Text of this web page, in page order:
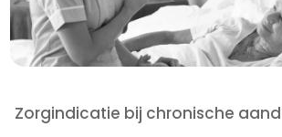
Zorgindicatie bij chronische